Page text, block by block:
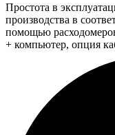
Простота в
производства в
помощью
+ компьютер, опция